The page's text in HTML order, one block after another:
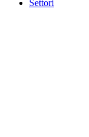
Settori